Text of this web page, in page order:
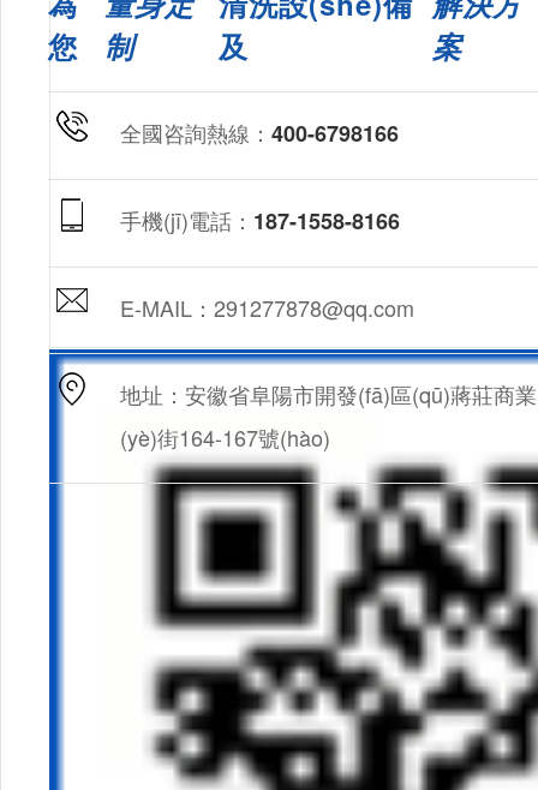
您
制
及
案
全國咨詢熱線： 400-6798166
手機(jī)電話： 187-1558-8166
E-MAIL：291277878@qq.com
地址：安徽省阜陽市開發(fā)區(qū)蔣莊商業
(yè)街164-167號(hào)